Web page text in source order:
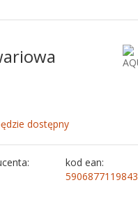
dostępny
kod ean:
5906877119843